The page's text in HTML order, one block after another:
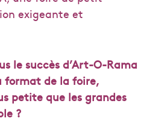
exigeante et
le succès d’Art-O-Rama
format de la foire,
petite que les grandes
?